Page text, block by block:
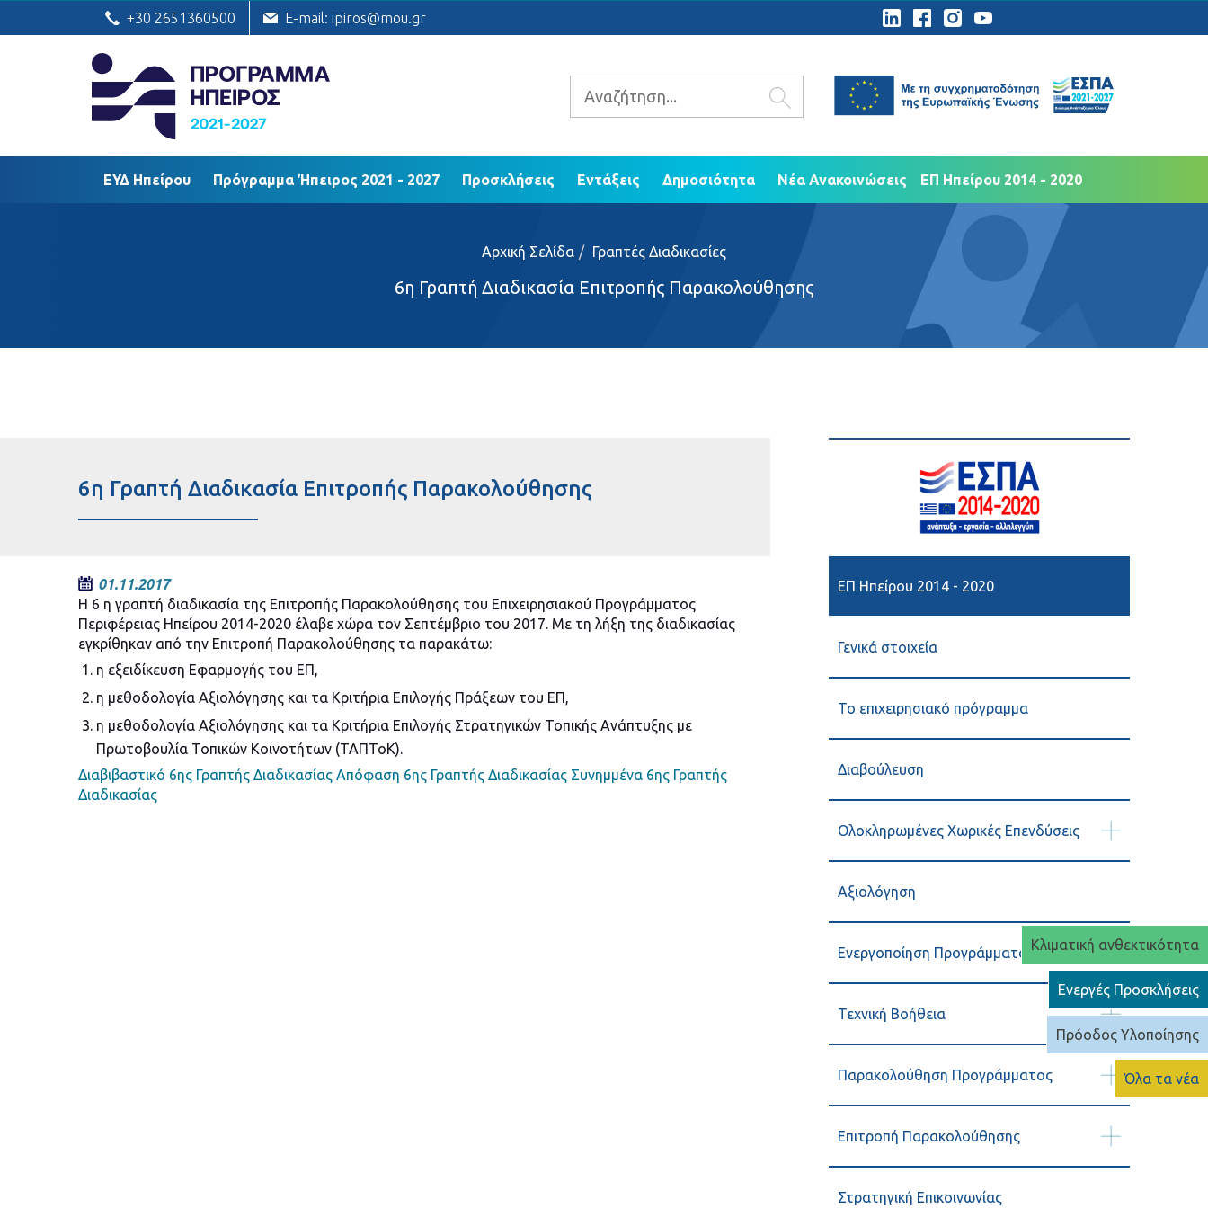
ΕΥΔ Ηπείρου Πρόγραμμα Ήπειρος 2021 - 2027 Δημοσιότητα
Νέα Ανακοινώσεις
Κλιματική ανθεκτικότητα
Ενεργές Προσκλήσεις
Πρόοδος Υλοποίησης
Όλα τα νέα
+30 2651360500 E-mail: ipiros@mou.gr
ΕΥΔ Ηπείρου Πρόγραμμα Ήπειρος 2021 - 2027 Προσκλήσεις Εντάξεις Δημοσιότητα Νέα Ανακοινώσεις ΕΠ Ηπείρου 2014 - 2020
Αρχική Σελίδα Γραπτές Διαδικασίες
6η Γραπτή Διαδικασία Επιτροπής Παρακολούθησης
6η Γραπτή Διαδικασία Επιτροπής Παρακολούθησης
01.11.2017
Η 6 η γραπτή διαδικασία της Επιτροπής Παρακολούθησης του Επιχειρησιακού Προγράμματος
Περιφέρειας Ηπείρου 2014-2020 έλαβε χώρα τον Σεπτέμβριο του 2017. Με τη λήξη της διαδικασίας
εγκρίθηκαν από την Επιτροπή Παρακολούθησης τα παρακάτω:
η εξειδίκευση Εφαρμογής του ΕΠ,
η μεθοδολογία Αξιολόγησης και τα Κριτήρια Επιλογής Πράξεων του ΕΠ,
η μεθοδολογία Αξιολόγησης και τα Κριτήρια Επιλογής Στρατηγικών Τοπικής Ανάπτυξης με
Πρωτοβουλία Τοπικών Κοινοτήτων (ΤΑΠΤοΚ).
Διαβιβαστικό 6ης Γραπτής Διαδικασίας Απόφαση 6ης Γραπτής Διαδικασίας Συνημμένα 6ης Γραπτής
Διαδικασίας
ΕΠ Ηπείρου 2014 - 2020
Γενικά στοιχεία
Το επιχειρησιακό πρόγραμμα
Διαβούλευση
Ολοκληρωμένες Χωρικές Επενδύσεις
Αξιολόγηση
Ενεργοποίηση Προγράμματος
Τεχνική Βοήθεια
Παρακολούθηση Προγράμματος
Επιτροπή Παρακολούθησης
Στρατηγική Επικοινωνίας